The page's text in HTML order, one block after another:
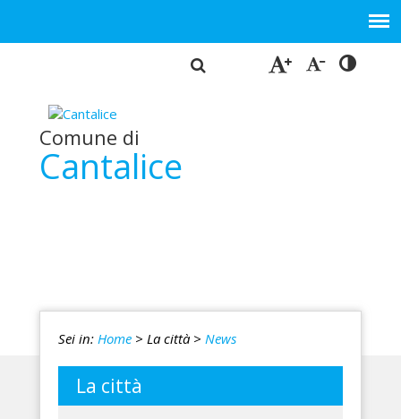
Comune di
Cantalice
Sei in: Home > La città > News
La città